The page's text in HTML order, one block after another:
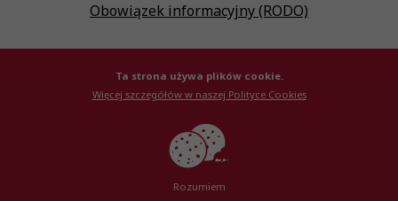
Obowiązek informacyjny (RODO)
© Krajowa Izba Diagnostów Laboratoryjnych 2026
Created by
Ta strona używa plików cookie.
Więcej szczegółów w naszej Polityce Cookies
Rozumiem